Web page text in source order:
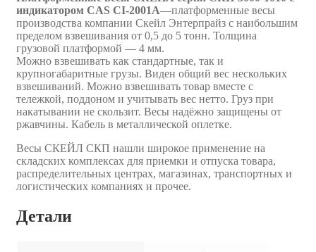
индикатором CAS CI-2001A—платформенные весы
производства компании Скейл Энтерпрайз с наибольшим
пределом взвешивания от 0,5 до 5 тонн. Толщина
грузовой платформой — 4 мм.
Можно взвешивать как стандартные, так и
крупногабаритные грузы. Виден общий вес нескольких
взвешиваний. Можно взвешивать товар вместе с
тележкой, поддоном и учитывать вес нетто. Груз при
накатывании не скользит. Весы надёжно защищены от
ржавчины. Кабель в металлической оплетке.
Весы СКЕЙЛ СКП нашли широкое применение на
складских комплексах для приемки и отпуска товара,
распределительных центрах, магазинах, транспортных и
логистических компаниях и прочее.
Детали